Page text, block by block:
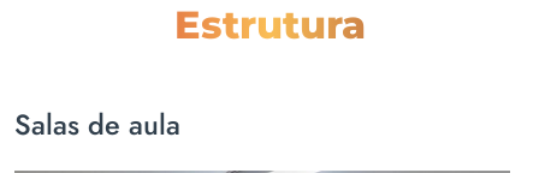
Estrutura
Salas de aula